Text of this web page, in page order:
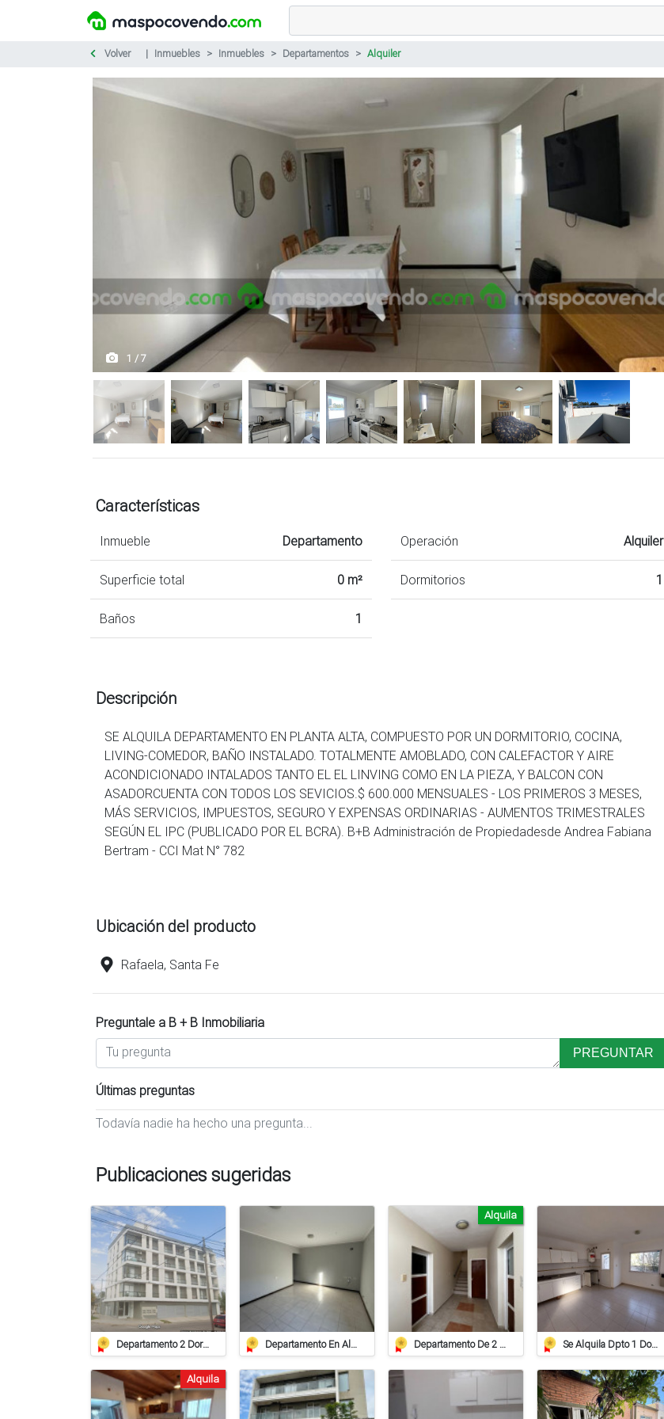
Volver Inmuebles Inmuebles Departamentos Alquiler
1 / 7
Características
Inmueble Departamento
Superficie total 0 m²
Baños 1
Operación Alquiler
Dormitorios 1
Descripción
SE ALQUILA DEPARTAMENTO EN PLANTA ALTA, COMPUESTO POR UN DORMITORIO, COCINA,
LIVING-COMEDOR, BAÑO INSTALADO. TOTALMENTE AMOBLADO, CON CALEFACTOR Y AIRE
ACONDICIONADO INTALADOS TANTO EL EL LINVING COMO EN LA PIEZA, Y BALCON CON
ASADORCUENTA CON TODOS LOS SEVICIOS.$ 600.000 MENSUALES - LOS PRIMEROS 3 MESES,
MÁS SERVICIOS, IMPUESTOS, SEGURO Y EXPENSAS ORDINARIAS - AUMENTOS TRIMESTRALES
SEGÚN EL IPC (PUBLICADO POR EL BCRA). B+B Administración de Propiedadesde Andrea Fabiana
Bertram - CCI Mat N° 782
Ubicación del producto
Rafaela, Santa Fe
Preguntale a B + B Inmobiliaria
PREGUNTAR
Últimas preguntas
Todavía nadie ha hecho una pregunta...
Publicaciones sugeridas
Departamento 2 Dorm. - Excelente Ubicación - Live Departamento En Alquiler – Rincón Nº 755 Departamento De 2 Dormitorios En Alquiler
Alquila
Se Alquila Dpto 1 Dorm. En Barrio Pizzurno
Alquila